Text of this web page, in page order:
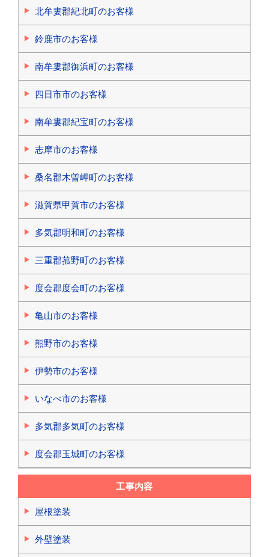
北牟婁郡紀北町のお客様
鈴鹿市のお客様
南牟婁郡御浜町のお客様
四日市市のお客様
南牟婁郡紀宝町のお客様
志摩市のお客様
桑名郡木曽岬町のお客様
滋賀県甲賀市のお客様
多気郡明和町のお客様
三重郡菰野町のお客様
度会郡度会町のお客様
亀山市のお客様
熊野市のお客様
伊勢市のお客様
いなべ市のお客様
多気郡多気町のお客様
度会郡玉城町のお客様
工事内容
屋根塗装
外壁塗装